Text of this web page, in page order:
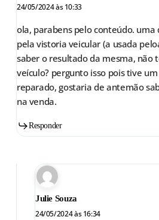
24/05/2024 às 10:33
ola, parabens pelo conteúdo. uma
pela vistoria veicular (a usada
saber o resultado da mesma, não
veículo? pergunto isso pois tive
reparado, gostaria de antemão
na venda.
Responder
Julie Souza
24/05/2024 às 16:34